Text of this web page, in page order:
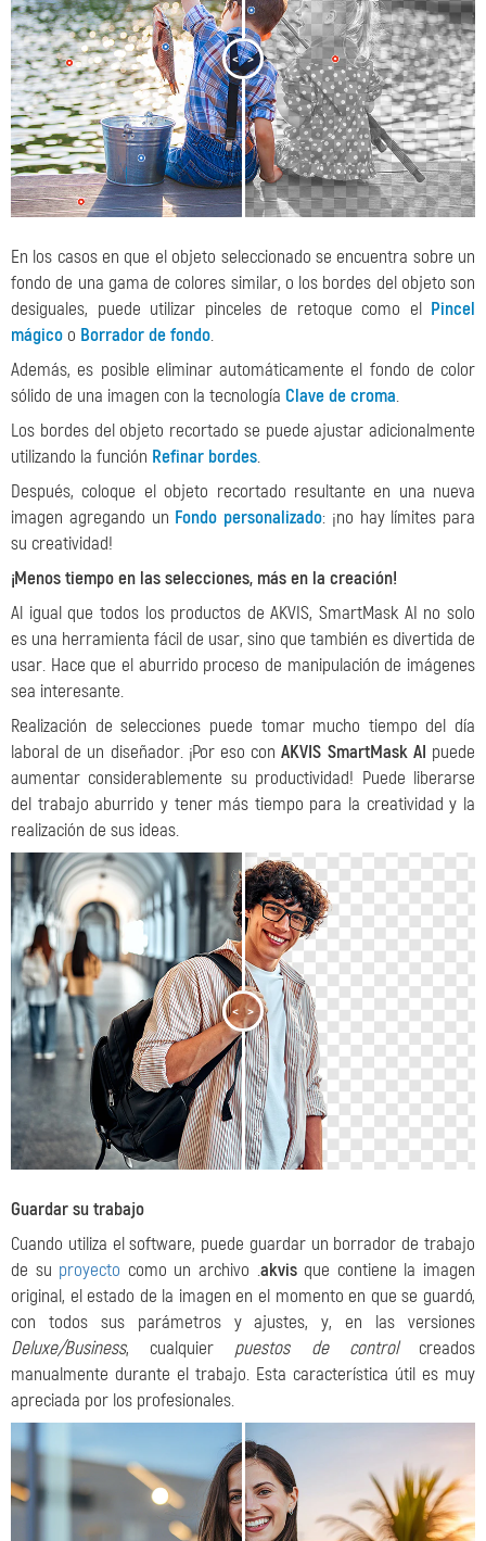
< >
En los casos en que el objeto seleccionado se encuentra sobre un
fondo de una gama de colores similar, o los bordes del objeto son
desiguales, puede utilizar pinceles de retoque como el Pincel
mágico o Borrador de fondo.
Además, es posible eliminar automáticamente el fondo de color
sólido de una imagen con la tecnología Clave de croma.
Los bordes del objeto recortado se puede ajustar adicionalmente
utilizando la función Refinar bordes.
Después, coloque el objeto recortado resultante en una nueva
imagen agregando un Fondo personalizado: ¡no hay límites para
su creatividad!
¡Menos tiempo en las selecciones, más en la creación!
Al igual que todos los productos de AKVIS, SmartMask AI no solo
es una herramienta fácil de usar, sino que también es divertida de
usar. Hace que el aburrido proceso de manipulación de imágenes
sea interesante.
Realización de selecciones puede tomar mucho tiempo del día
laboral de un diseñador. ¡Por eso conAKVIS SmartMask AI puede
aumentar considerablemente su productividad! Puede liberarse
del trabajo aburrido y tener más tiempo para la creatividad y la
realización de sus ideas.
< >
Guardar su trabajo
Cuando utiliza el software, puede guardar un borrador de trabajo
de su proyecto como un archivo .akvisque contiene la imagen
original, el estado de la imagen en el momento en que se guardó,
con todos sus parámetros y ajustes, y, en las versiones
Deluxe/Business, cualquier puestos de controlcreados
manualmente durante el trabajo. Esta característica útil es muy
apreciada por los profesionales.